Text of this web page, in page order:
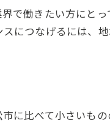
で働きたい方にと
につなげるには、
に比べて小さいも